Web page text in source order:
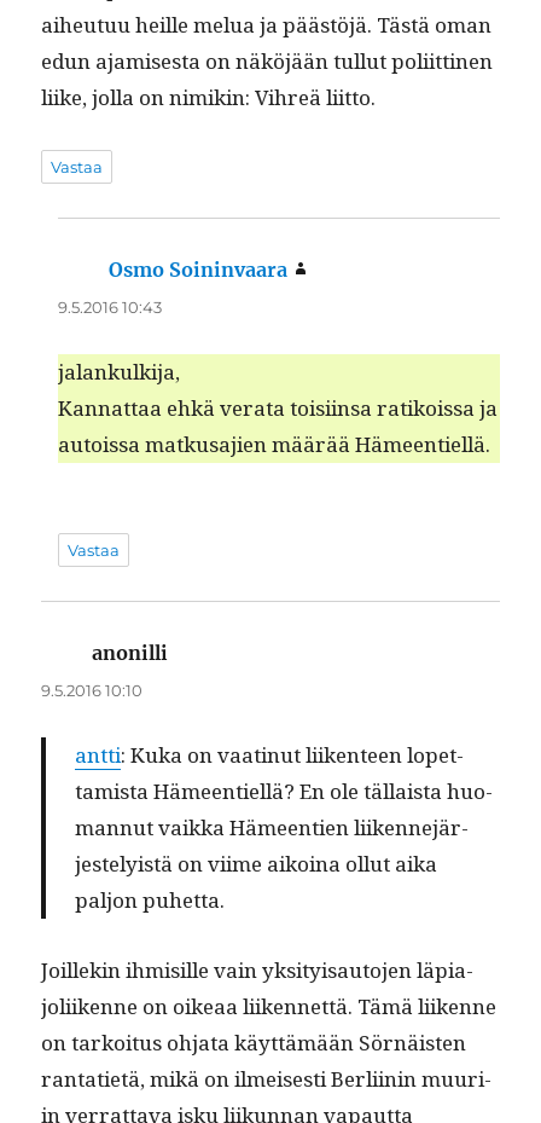
aiheutuu heille melua ja päästöjä. Tästä oman
edun ajamis­es­ta on näköjään tul­lut poli­it­ti­nen
liike, jol­la on nimikin: Vihreä liitto.
Vastaa
Osmo Soininvaara
9.5.2016 10:43
jalankulk­i­ja,
Kan­nat­taa ehkä ver­a­ta toisi­in­sa ratikois­sa ja
autois­sa matkusajien määrää Hämeentiellä.
Vastaa
anonilli
9.5.2016 10:10
antti: Kuka on vaat­in­ut liiken­teen lopet­
tamista Hämeen­tiel­lä? En ole täl­laista huo­
man­nut vaik­ka Hämeen­tien liiken­nejär­
jeste­ly­istä on viime aikoina ollut aika
paljon puhetta.
Joillekin ihmisille vain yksi­ty­isauto­jen läpi­a­
joli­ikenne on oikeaa liiken­net­tä. Tämä liikenne
on tarkoi­tus ohja­ta käyt­tämään Sörnäis­ten
rantati­etä, mikä on ilmeis­es­ti Berli­inin muuri­
in ver­rat­ta­va isku liikun­nan vapaut­ta